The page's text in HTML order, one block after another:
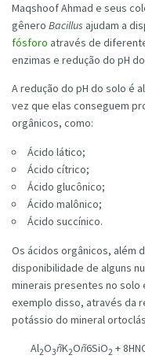
Maqshoof Ahmad e seus
gênero Bacillus ajudam a
fósforo através de
enzimas e redução do pH
A redução do pH do solo é
vez que elas conseguem
orgânicos, como:
Ácido lático;
Ácido cítrico;
Ácido glucônico;
Ácido malônico;
Ácido succínico.
Os ácidos orgânicos, além
disponibilidade de alguns
minerais presentes no solo
exemplo disso, através da
potássio do mineral
Al2O3ñK2Oñ6SiO2 +